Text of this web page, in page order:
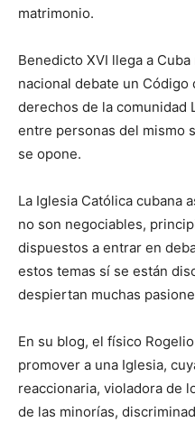
matrimonio.
Benedicto XVI llega a
nacional debate un
derechos de la comunidad
entre personas del mismo
se opone.
La Iglesia Católica cubana
no son negociables,
dispuestos a entrar en
estos temas sí se están
despiertan muchas
En su blog, el físico
promover a una Iglesia,
reaccionaria, violadora de
de las minorías,